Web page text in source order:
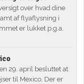
over hvad dine
af flyaflysning i
er lukket p.g.a.
29. april besluttet at
til Mexico. Der er